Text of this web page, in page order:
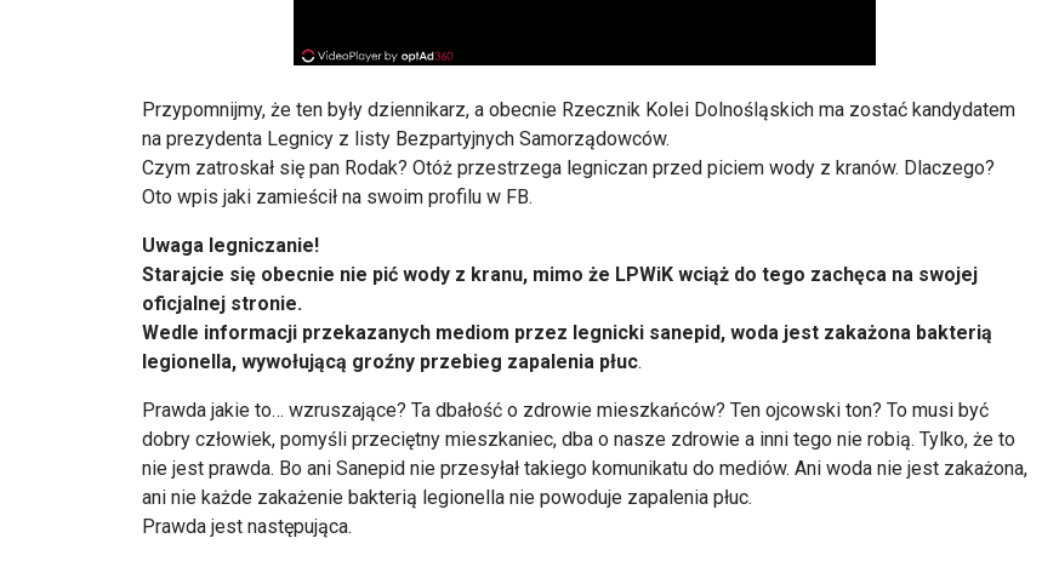
Przypomnijmy, że ten były dziennikarz, a obecnie Rzecznik Kolei Dolnośląskich ma zostać kandydatem
na prezydenta Legnicy z listy Bezpartyjnych Samorządowców.
Czym zatroskał się pan Rodak? Otóż przestrzega legniczan przed piciem wody z kranów. Dlaczego?
Oto wpis jaki zamieścił na swoim profilu w FB.
Uwaga legniczanie!
Starajcie się obecnie nie pić wody z kranu, mimo że LPWiK wciąż do tego zachęca na swojej
oficjalnej stronie.
Wedle informacji przekazanych mediom przez legnicki sanepid, woda jest zakażona bakterią
legionella, wywołującą groźny przebieg zapalenia płuc.
Prawda jakie to… wzruszające? Ta dbałość o zdrowie mieszkańców? Ten ojcowski ton? To musi być
dobry człowiek, pomyśli przeciętny mieszkaniec, dba o nasze zdrowie a inni tego nie robią. Tylko, że to
nie jest prawda. Bo ani Sanepid nie przesyłał takiego komunikatu do mediów. Ani woda nie jest zakażona,
ani nie każde zakażenie bakterią legionella nie powoduje zapalenia płuc.
Prawda jest następująca.